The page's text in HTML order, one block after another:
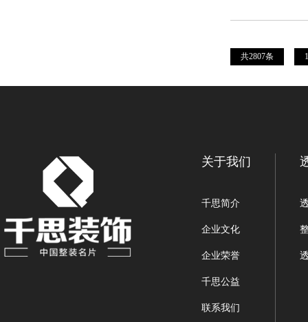
共2807条 1
关于我们
千思简介
企业文化
企业荣誉
千思公益
联系我们